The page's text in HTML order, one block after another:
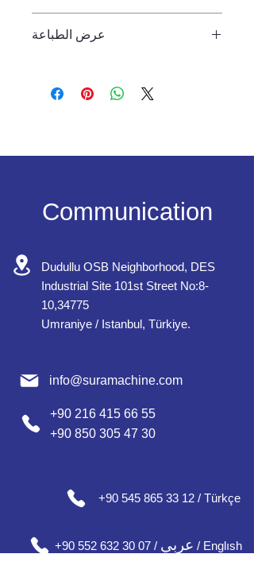
عرض الطباعة
Communication
Dudullu OSB Neighborhood, DES
Industrial Site 101st Street No:8-
10,34775
Umraniye / Istanbul, Türkiye.
info@suramachine.com
+90 216 415 66 55
+90 850 305 47 30
+90 545 865 33 12 / Türkçe
+90 552 632 30 07 / عربي / Englısh